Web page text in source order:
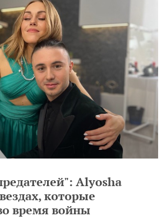
Alyosha
которые
время войны